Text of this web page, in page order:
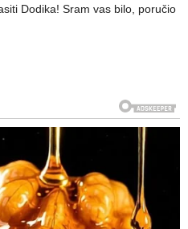
Dodika! Sram vas bilo, poručio